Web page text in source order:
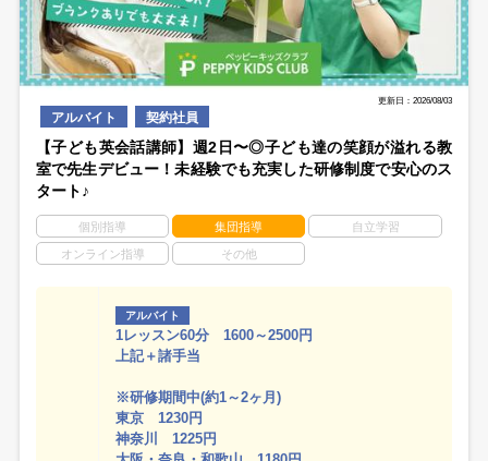
更新日：2026/08/03
アルバイト 契約社員
【子ども英会話講師】週2日〜◎子ども達の笑顔が溢れる教
室で先生デビュー！未経験でも充実した研修制度で安心のス
タート♪
個別指導 集団指導 自立学習
オンライン指導 その他
アルバイト
1レッスン60分 1600～2500円
上記＋諸手当
※研修期間中(約1～2ヶ月)
東京 1230円
神奈川 1225円